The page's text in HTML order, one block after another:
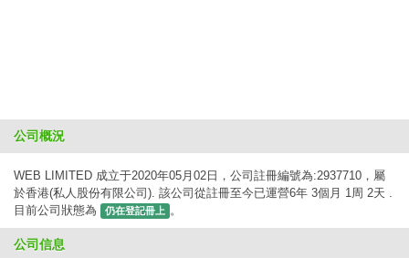
公司概況
WEB LIMITED 成立于2020年05月02日，公司註冊編號為:2937710，屬
於香港(私人股份有限公司). 該公司從註冊至今已運營6年 3個月 1周 2天 .
目前公司狀態為
仍在登記冊上 。
公司信息